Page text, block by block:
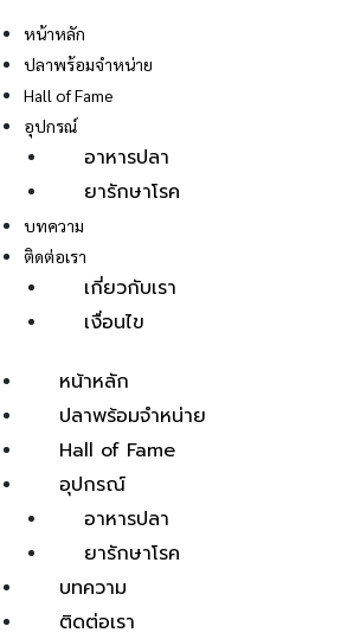
หน้าหลัก
ปลาพร้อมจำหน่าย
Hall of Fame
อุปกรณ์
อาหารปลา
ยารักษาโรค
บทความ
ติดต่อเรา
เกี่ยวกับเรา
เงื่อนไข
หน้าหลัก
ปลาพร้อมจำหน่าย
Hall of Fame
อุปกรณ์
อาหารปลา
ยารักษาโรค
บทความ
ติดต่อเรา